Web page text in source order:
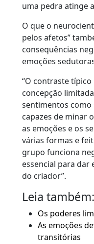
uma pedra atinge
O que o
pelos afetos”
consequências
emoções
“O contraste
concepção
sentimentos como
capazes de minar
as emoções e os
várias formas e
grupo funciona
essencial para dar
do criador”.
Leia também:
Os poderes
As emoções
transitórias